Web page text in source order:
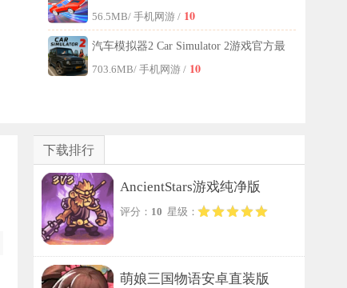
56.5MB/ 手机网游 / 10
汽车模拟器2 Car Simulator 2游戏官方最
新版
703.6MB/ 手机网游 / 10
下载排行
AncientStars游戏纯净版
评分： 10 星级：
萌娘三国物语安卓直装版